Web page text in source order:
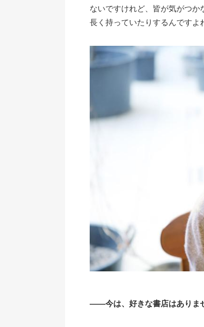
ないですけれど、皆が気がつ
長く持っていたりするんですよ
――今は、好きな書店はありま